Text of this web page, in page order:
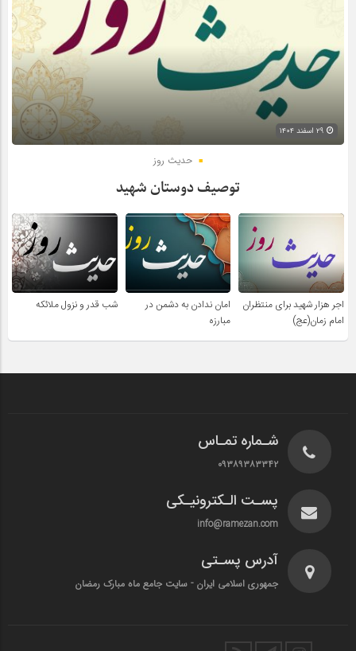
حدیث روز
توصیف دوستان شهید
اجر هزار شهید برای منتظران
امام زمان(عج)
امان ندادن به دشمن در
مبارزه
شب قدر و نزول ملائکه
شـماره تمـاس
۰۹۳۸۹۳۸۳۳۴۲
پسـت الـکترونیـکی
info@ramezan.com
آدرس پسـتی
جمهوری اسلامی ایران - سایت جامع ماه مبارک رمضان